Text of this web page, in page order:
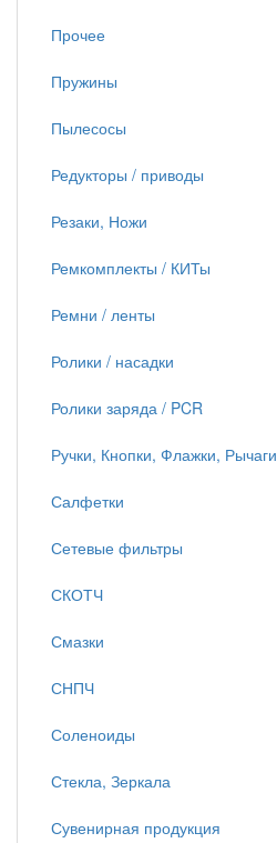
Прочее
Пружины
Пылесосы
Редукторы / приводы
Резаки, Ножи
Ремкомплекты / КИТы
Ремни / ленты
Ролики / насадки
Ролики заряда / PCR
Ручки, Кнопки, Флажки, Рычаги
Салфетки
Сетевые фильтры
СКОТЧ
Смазки
СНПЧ
Соленоиды
Стекла, Зеркала
Сувенирная продукция